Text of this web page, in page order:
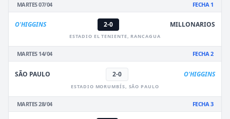
MARTES 07/04 FECHA 1
O'HIGGINS 2-0 MILLONARIOS
ESTADIO EL TENIENTE, RANCAGUA
MARTES 14/04 FECHA 2
SÃO PAULO 2-0 O'HIGGINS
ESTADIO MORUMBÍS, SÃO PAULO
MARTES 28/04 FECHA 3